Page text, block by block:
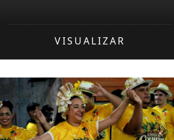
VISUALIZAR